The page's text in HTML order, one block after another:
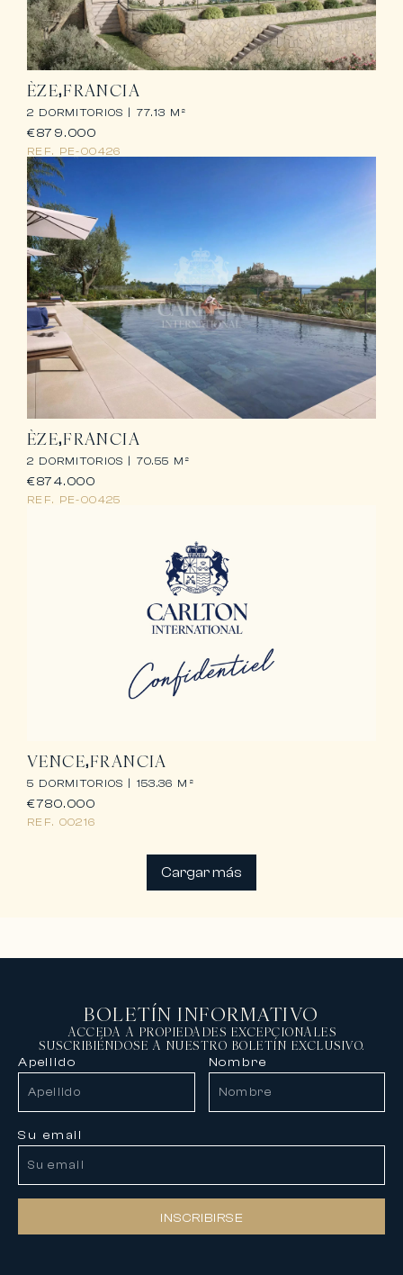
ÈZE FRANCIA
2 DORMITORIOS | 77.13 M²
REF. PE-00426
€879.000
ÈZE FRANCIA
2 DORMITORIOS | 70.55 M²
REF. PE-00425
€874.000
VENCE FRANCIA
5 DORMITORIOS | 153.36 M²
REF. 00216
€780.000
Cargar más
BOLETÍN INFORMATIVO
ACCEDA A PROPIEDADES EXCEPCIONALES
SUSCRIBIÉNDOSE A NUESTRO BOLETÍN EXCLUSIVO.
Apellido Nombre
Su email
INSCRIBIRSE